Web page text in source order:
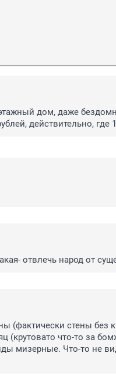
дом, даже
действительно, где
отвлечь народ от
(фактически стены без
(крутовато что-то за
мизерные. Что-то не